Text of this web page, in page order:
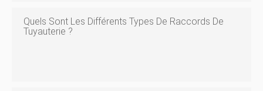
Quels Sont Les Différents Types De Raccords De
Tuyauterie ?